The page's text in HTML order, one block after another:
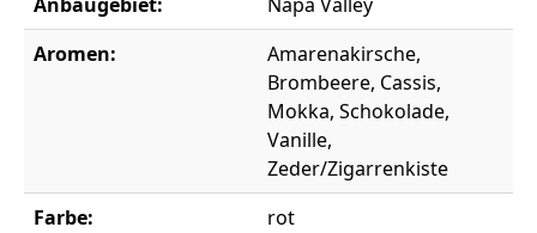
Aromen:
Amarenakirsche,
Brombeere, Cassis,
Mokka, Schokolade,
Vanille,
Zeder/Zigarrenkiste
Farbe:
rot